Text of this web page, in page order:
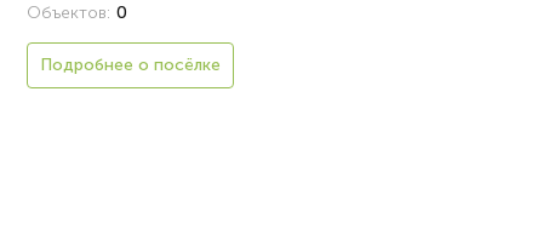
Объектов: 0
Подробнее о посёлке